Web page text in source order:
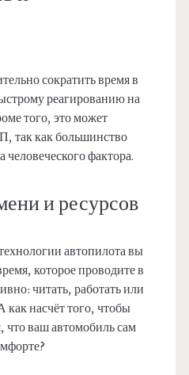
сократить время в
реагированию на
того, это может
так как большинство
человеческого фактора.
и ресурсов
автопилота вы
которое проводите в
читать, работать или
как насчёт того, чтобы
что ваш автомобиль сам